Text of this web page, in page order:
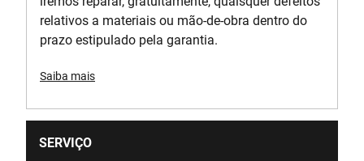
relativos a materiais ou mão-de-obra dentro do
prazo estipulado pela garantia.
Saiba mais
SERVIÇO